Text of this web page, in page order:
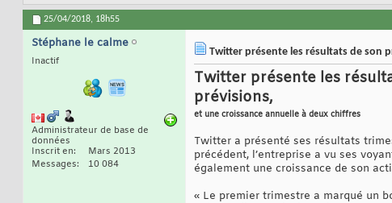
25/04/2018, 18h55
Stéphane le calme
Inactif
Administrateur de base de
données
Inscrit en
Mars 2013
Messages
10 084
Twitter présente les résultats de son
Twitter présente les
prévisions,
et une croissance annuelle à deux chiffres
Twitter a présenté ses résultats
précédent, l’entreprise a vu ses
également une croissance de son
« Le premier trimestre a marqué un